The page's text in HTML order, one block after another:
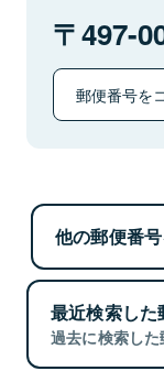
497-
郵便番号を
他の郵便番
最近検索した
過去に検索した